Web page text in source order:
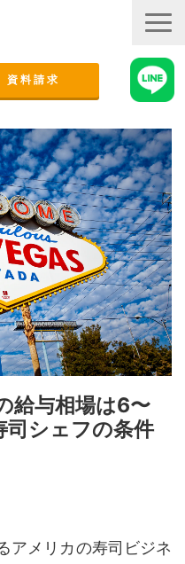
資 料 請 求
内
ヶ月
木金
回・1年間
ス│6ヶ月
の活躍
給与相場は6〜
シェフの条件
アメリカの寿司ビジネ